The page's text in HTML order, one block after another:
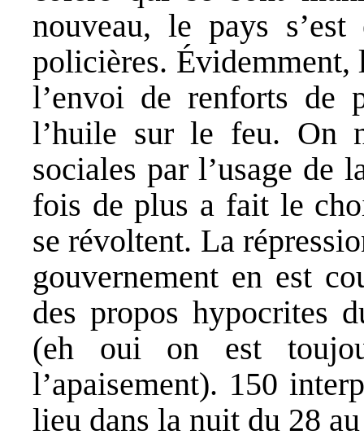
nouveau, le pays
policières. Évidemment,
l’envoi de renforts de
l’huile sur le feu. On
sociales par l’usage de
fois de plus a fait le
se révoltent. La
gouvernement en est
des propos hypocrites
(eh oui on est
l’apaisement). 150
lieu dans la nuit du 28